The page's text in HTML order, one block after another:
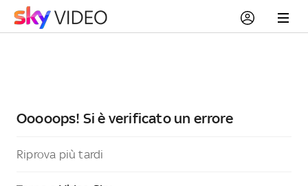
Ooooops! Si è verificato un errore
Riprova più tardi